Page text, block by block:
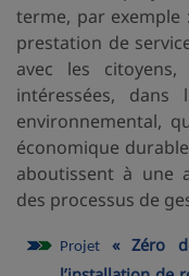
terme, par exemple
prestation de
avec les
intéressées, dans
environnemental,
économique
aboutissent à une
des processus de
Projet « Zéro